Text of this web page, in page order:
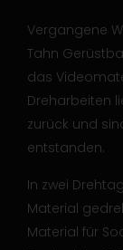
Vergangene
Tahn
das
Dreharbeiten
zurück und
entstanden.
In zwei
Material
Material für